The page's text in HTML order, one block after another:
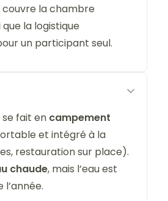
la chambre
que la logistique
un participant seul.
se fait en campement
et intégré à la
restauration sur place).
chaude, mais l’eau est